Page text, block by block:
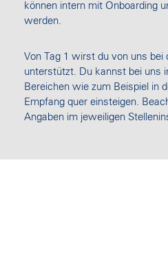
können intern mit Onboarding
werden.
Von Tag 1 wirst du von uns bei
unterstützt. Du kannst bei uns
Bereichen wie zum Beispiel in
Empfang quer einsteigen.
Angaben im jeweiligen